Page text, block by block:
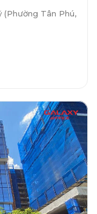
(Phường Tân Phú,